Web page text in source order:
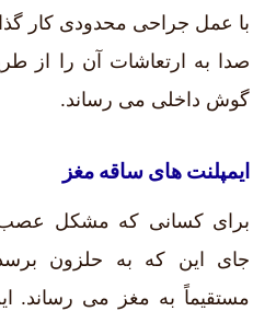
با عمل جراحی محدودی کار
صدا به ارتعاشات آن را از
گوش داخلی می رساند.
ایمپلنت های ساقه مغز
برای کسانی که مشکل عصب
جای این که به حلزون
مستقیماً به مغز می رساند.